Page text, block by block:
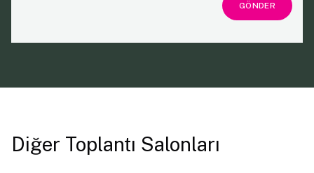
GÖNDER
Diğer Toplantı Salonları